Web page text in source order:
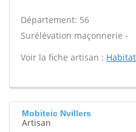
Département: 56
Surélévation maçonnerie -
Voir la fiche artisan :
Mobiteic Nvillers
Artisan